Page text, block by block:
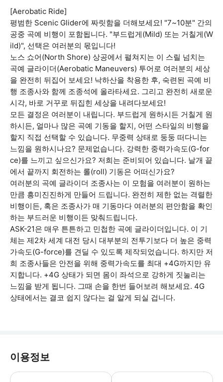
[Aerobatic Ride]
평범한 Scenic Glider에 짜릿함을 더해보세요! "7~10분" 간의
공중 곡예 비행이 포함됩니다. "부드럽게(Mild) 또는 거칠게(W
ild)", 선택은 여러분의 몫입니다!
노스 쇼어(North Shore) 상공에서 펼쳐지는 이 스릴 넘치는
곡예 글라이더(Aerobatic Maneuvers) 투어로 여러분의 세상
을 완전히 뒤집어 보세요! 낙하산을 착용한 후, 숙련된 곡예 비
행 조종사와 함께 조종석에 올라타세요. 그리고 완전히 새로운
시각, 바로 거꾸로 뒤집힌 세상을 내려다보세요!
모든 결정은 여러분이 내립니다. 부드럽게 원하시든 거칠게 원
하시든, 얼마나 많은 곡예 기동을 할지, 어떤 스타일의 비행을
할지 직접 선택할 수 있습니다. 무중력 상태로 둥둥 떠다니는
느낌을 원하시나요? 문제없습니다. 강력한 중력가속도(G-for
ce)를 느끼고 싶으신가요? 저희는 준비되어 있습니다. 날개 끝
에서 끝까지 회전하는 롤(roll) 기동은 어떠신가요?
여러분의 곡예 글라이더 조종사는 이 모험을 여러분이 원하는
만큼 흥미진진하게 만들어 드립니다. 완전히 제한 없는 격렬한
비행이든, 혹은 조종사가 매 기동마다 여러분의 편안함을 확인
하는 부드러운 비행이든 맞춰드립니다.
ASK-21은 매우 튼튼하고 민첩한 곡예 글라이더입니다. 이 기
체는 제2차 세계 대전 당시 대부분의 전투기보다 더 높은 중력
가속도(G-force)를 견딜 수 있도록 제작되었습니다. 하지만 저
희 조종사들은 안전을 위해 중력가속도를 최대 +4G까지만 유
지합니다. +4G 상태가 되면 몸이 좌석으로 강하게 짓눌리는
느낌을 받게 됩니다. 그때 손을 한번 들어보려 해보세요. 4G
상태에서는 결코 쉽지 않다는 걸 알게 되실 겁니다.
이용정보
* 개별 여행자 보험에 가입을 권장드